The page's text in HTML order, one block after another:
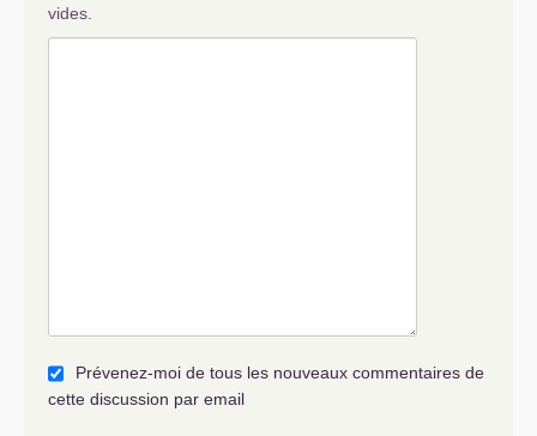
vides.
Prévenez-moi de tous les nouveaux commentaires de
cette discussion par email